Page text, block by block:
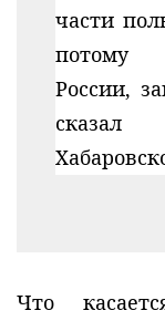
части
России,
Что